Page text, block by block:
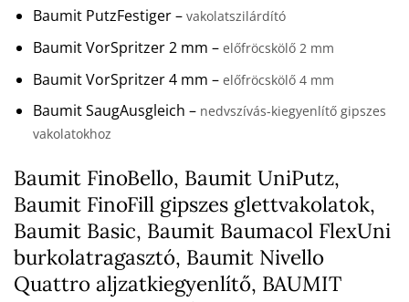
Baumit PutzFestiger – vakolatszilárdító
Baumit VorSpritzer 2 mm – előfröcskölő 2 mm
Baumit VorSpritzer 4 mm – előfröcskölő 4 mm
Baumit SaugAusgleich – nedvszívás-kiegyenlítő gipszes
vakolatokhoz
Baumit FinoBello, Baumit UniPutz,
Baumit FinoFill gipszes glettvakolatok,
Baumit Basic, Baumit Baumacol FlexUni
burkolatragasztó, Baumit Nivello
Quattro aljzatkiegyenlítő, BAUMIT